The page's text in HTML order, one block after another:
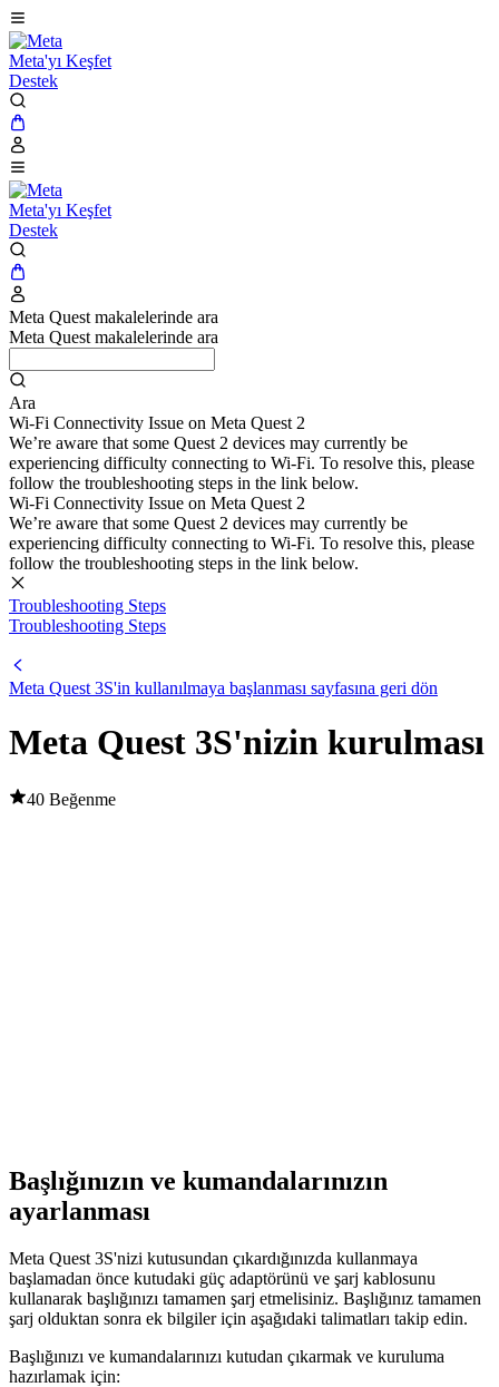
Meta'yı Keşfet
Destek
Meta'yı Keşfet
Destek
Meta Quest makalelerinde ara
Meta Quest makalelerinde ara
Ara
Wi-Fi Connectivity Issue on Meta Quest 2
We’re aware that some Quest 2 devices may currently be
experiencing difficulty connecting to Wi-Fi. To resolve this, please
follow the troubleshooting steps in the link below.
Wi-Fi Connectivity Issue on Meta Quest 2
We’re aware that some Quest 2 devices may currently be
experiencing difficulty connecting to Wi-Fi. To resolve this, please
follow the troubleshooting steps in the link below.
Troubleshooting Steps
Troubleshooting Steps
Meta Quest 3S'in kullanılmaya başlanması sayfasına geri dön
Meta Quest 3S'nizin kurulması
40 Beğenme
Başlığınızın ve kumandalarınızın
ayarlanması
Meta Quest 3S'nizi kutusundan çıkardığınızda kullanmaya
başlamadan önce kutudaki güç adaptörünü ve şarj kablosunu
kullanarak başlığınızı tamamen şarj etmelisiniz. Başlığınız tamamen
şarj olduktan sonra ek bilgiler için aşağıdaki talimatları takip edin.
Başlığınızı ve kumandalarınızı kutudan çıkarmak ve kuruluma
hazırlamak için: